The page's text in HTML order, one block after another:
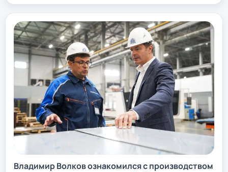
Владимир Волков ознакомился с производством